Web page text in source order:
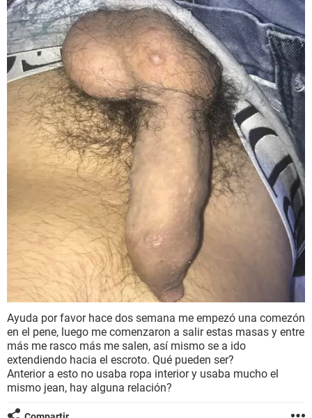
Ayuda por favor hace dos semana me empezó una comezón
en el pene, luego me comenzaron a salir estas masas y entre
más me rasco más me salen, así mismo se a ido
extendiendo hacia el escroto. Qué pueden ser?
Anterior a esto no usaba ropa interior y usaba mucho el
mismo jean, hay alguna relación?